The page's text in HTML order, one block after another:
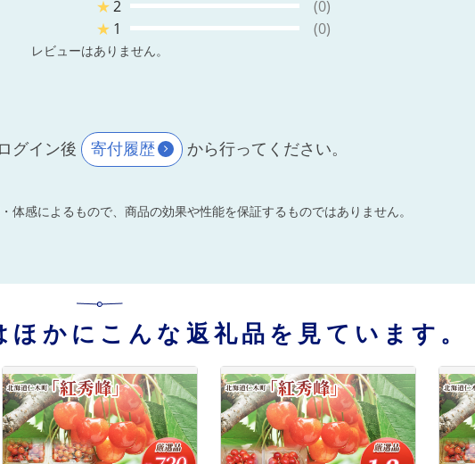
★2
(0)
★ 1 (0)
レビューはありません。
グイン後 寄付履歴 から行ってください。
体感によるもので、商品の効果や性能を保証するものではありません。
かにこんな返礼品を見ています。